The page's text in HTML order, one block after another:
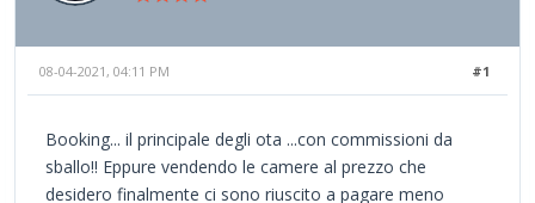
#1
08-04-2021, 04:11 PM
Booking... il principale degli ota ...con commissioni da
sballo!! Eppure vendendo le camere al prezzo che
desidero finalmente ci sono riuscito a pagare meno